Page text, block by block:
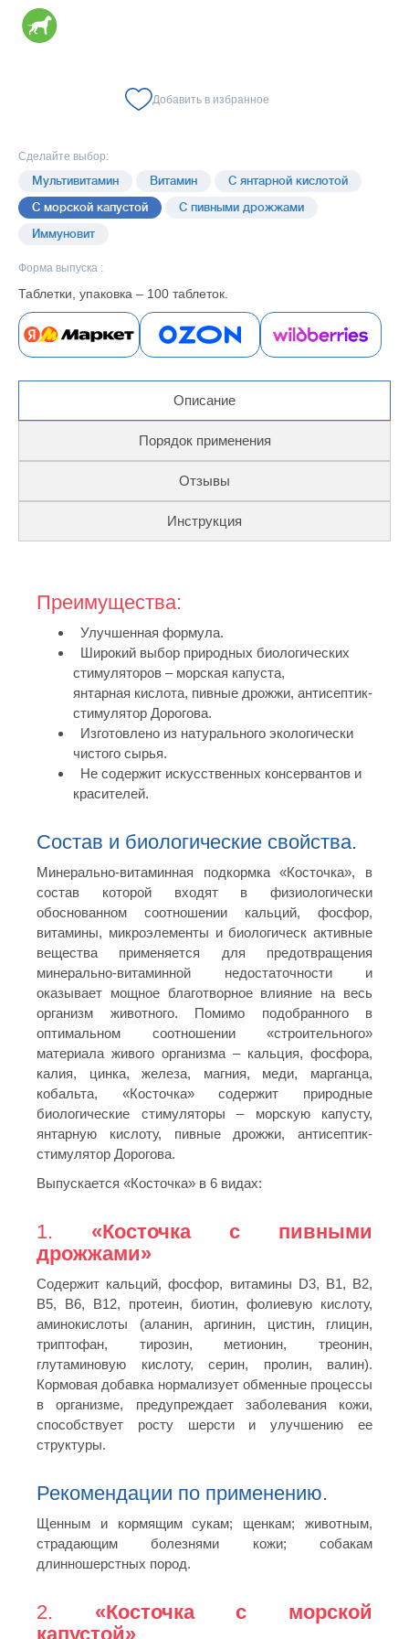
Добавить в избранное
Сделайте выбор:
Мультивитамин Витамин
С янтарной кислотой
С морской капустой
С пивными дрожжами
Иммуновит
Форма выпуска :
Таблетки, упаковка – 100 таблеток.
Описание
Порядок применения
Отзывы
Инструкция
Преимущества:
Улучшенная формула.
Широкий выбор природных биологических
стимуляторов – морская капуста,
янтарная кислота, пивные дрожжи, антисептик-
стимулятор Дорогова.
Изготовлено из натурального экологически
чистого сырья.
Не содержит искусственных консервантов и
красителей.
Состав и биологические свойства.
Минерально-витаминная подкормка «Косточка», в
состав которой входят в физиологически
обоснованном соотношении кальций, фосфор,
витамины, микроэлементы и биологическ активные
вещества применяется для предотвращения
минерально-витаминной недостаточности и
оказывает мощное благотворное влияние на весь
организм животного. Помимо подобранного в
оптимальном соотношении «строительного»
материала живого организма – кальция, фосфора,
калия, цинка, железа, магния, меди, марганца,
кобальта, «Косточка» содержит природные
биологические стимуляторы – морскую капусту,
янтарную кислоту, пивные дрожжи, антисептик-
стимулятор Дорогова.
Выпускается «Косточка» в 6 видах:
1. «Косточка с пивными
дрожжами»
Cодержит кальций, фосфор, витамины D3, В1, В2,
В5, В6, В12, протеин, биотин, фолиевую кислоту,
аминокислоты (аланин, аргинин, цистин, глицин,
триптофан, тирозин, метионин, треонин,
глутаминовую кислоту, серин, пролин, валин).
Кормовая добавка нормализует обменные процессы
в организме, предупреждает заболевания кожи,
способствует росту шерсти и улучшению ее
структуры.
Рекомендации по применению.
Щенным и кормящим сукам; щенкам; животным,
страдающим болезнями кожи; собакам
длинношерстных пород.
2. «Косточка с морской
капустой»